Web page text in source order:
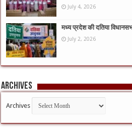
July 4, 2026
मध्य प्रदेश की दतिया
July 2, 2026
Archives
Archives